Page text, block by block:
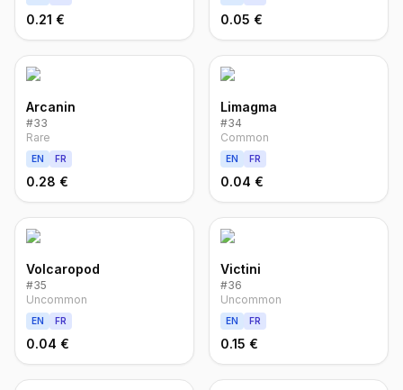
0.21 € 0.05 €
Arcanin
#33
Rare
EN FR
0.28 €
Limagma
#34
Common
EN FR
0.04 €
Volcaropod
#35
Uncommon
EN FR
0.04 €
Victini
#36
Uncommon
EN FR
0.15 €